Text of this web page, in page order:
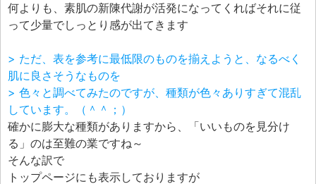
何よりも、素肌の新陳代謝が活発になってくればそれに従
って少量でしっとり感が出てきます
> ただ、表を参考に最低限のものを揃えようと、なるべく
肌に良さそうなものを
> 色々と調べてみたのですが、種類が色々ありすぎて混乱
しています。（＾＾；）
確かに膨大な種類がありますから、「いいものを見分け
る」のは至難の業ですね～
そんな訳で
トップページにも表示しておりますが